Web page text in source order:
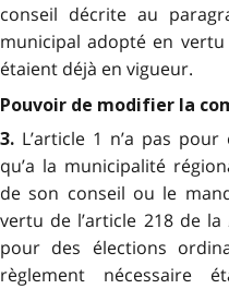
conseil décrite au
municipal adopté en
étaient déjà en vigueur.
Pouvoir de modifier la
3. L’article 1 n’a pas
qu’a la municipalité
de son conseil ou le
vertu de l’article 218 de la
pour des élections
règlement nécessaire